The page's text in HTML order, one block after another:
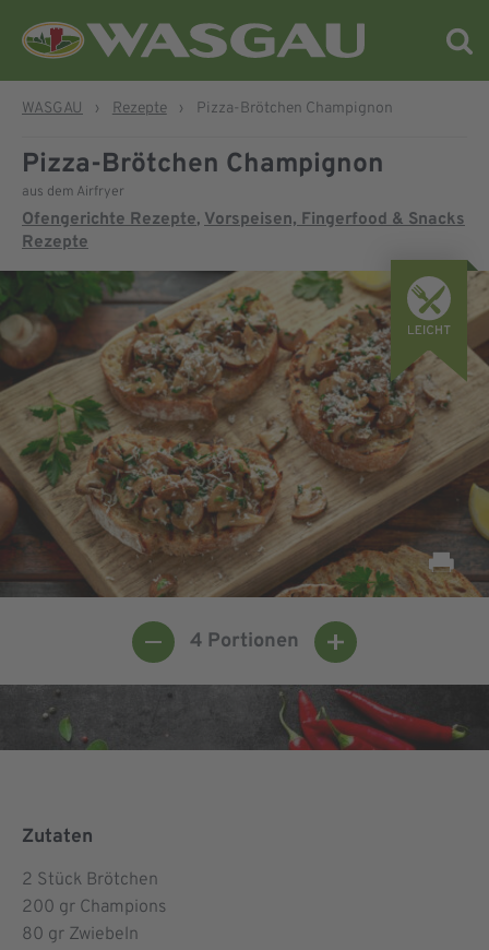
WASGAU › Rezepte › Pizza-Brötchen Champignon
Pizza-Brötchen Champignon
aus dem Airfryer
Ofengerichte Rezepte, Vorspeisen, Fingerfood & Snacks
Rezepte
4 Portionen
Zutaten
2 Stück Brötchen
200 gr Champions
80 gr Zwiebeln